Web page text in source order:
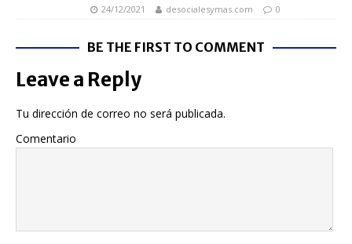
24/12/2021 desocialesymas.com 0
BE THE FIRST TO COMMENT
Leave a Reply
Tu dirección de correo no será publicada.
Comentario